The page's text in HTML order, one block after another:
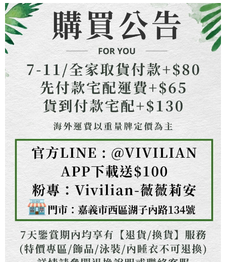
【注意事項】
1.本服務係由「台灣大哥大股份有限公司」（以下簡稱本公司）所提供，讓
用戶於交易時，得透過本服務購買商品或服務，並由商店將買賣／分期付款
買賣價金債權讓與本公司後，依約使用本公司帳單繳交帳款。
2.基於同意付款使用「大哥付你分期」之契約關係目的，商店將以您的個人
資料（包含姓名、電話或地址）提供予台灣大哥大進項蒐集、處理及利用，
由本公司與您本人進行分期帳單所需資料之確認、核對及更正。
3.完整用戶服務條款，請詳閱以下連結：https://oppay.tw/userRule
ATM／網路銀行／等多元方式進行付款，方視為交易完成。
※ 請注意：結帳手續完成當下不需立刻繳費，但若您需要取消訂單，請聯絡
購買商品的店家。未經商家同意取消之訂單仍視為有效，需透過AFTEE先享
後付繳納相關費用。
※ 交易是否成功請以「AFTEE先享後付 」之結帳頁面顯示為準，若有關於
是否繳費成功／繳費後需取消欲退款等相關疑問，請聯繫「AFTEE先享後付
客戶支援中心」
https://netprotections.freshdesk.com/support/home
【注意事項】
１．透過由恩沛科技股份有限公司提供之「AFTEE先享後付」服務完成之交
易，需依本服務之必要範圍內提供個人資料，並將交易相關給付款項請求債
權轉讓予恩沛科技股份有限公司。
https://aftee.tw/terms/#terms3
３．未成年的使用者請事先徵得法定代理人或監護人之同意方可使用
「AFTEE先享後付」，若未經同意申辦者引起之損失，本公司不負相關責
４．使用「AFTEE先享後付」時，將依據個別帳號之用戶狀況，依本公司即
時審查核予不同之上限額度；若仍有額度不足之情形，本公司將視審查結果
請求用戶進行身份認證。
５．嚴禁一人註冊多個帳號或使用他人資訊註冊。若發現惡意使用之情形，
恩沛科技股份有限公司將有權停止該用戶之使用額度並採取法律行動。
每筆NT$80，滿NT$1,500(含以上)免運費
先付款宅配到府
每筆NT$65，滿NT$1,500(含以上)免運費
貨到付款
每筆NT$130，滿NT$1,500(含以上)免運費